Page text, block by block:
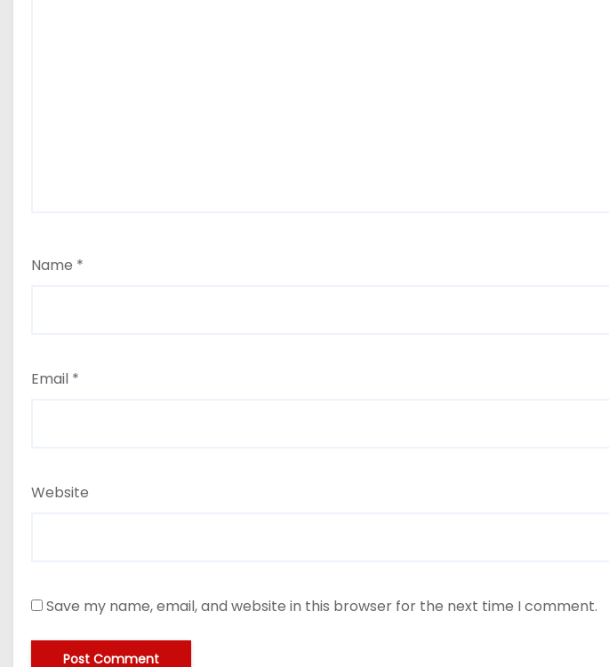
Name *
Email *
Website
Save my name, email, and website in this browser for the next time I comment.